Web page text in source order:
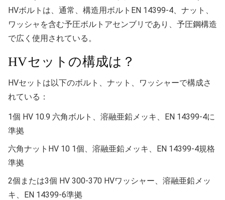
HVボルトは、通常、構造用ボルトEN 14399-4、ナット、
ワッシャを含む予圧ボルトアセンブリであり、予圧鋼構造
で広く使用されている。
HVセットの構成は？
HVセットは以下のボルト、ナット、ワッシャーで構成さ
れている：
1個 HV 10.9 六角ボルト、溶融亜鉛メッキ、EN 14399-4に
準拠
六角ナットHV 10 1個、溶融亜鉛メッキ、EN 14399-4規格
準拠
2個または3個 HV 300-370 HVワッシャー、溶融亜鉛メッ
キ、EN 14399-6準拠